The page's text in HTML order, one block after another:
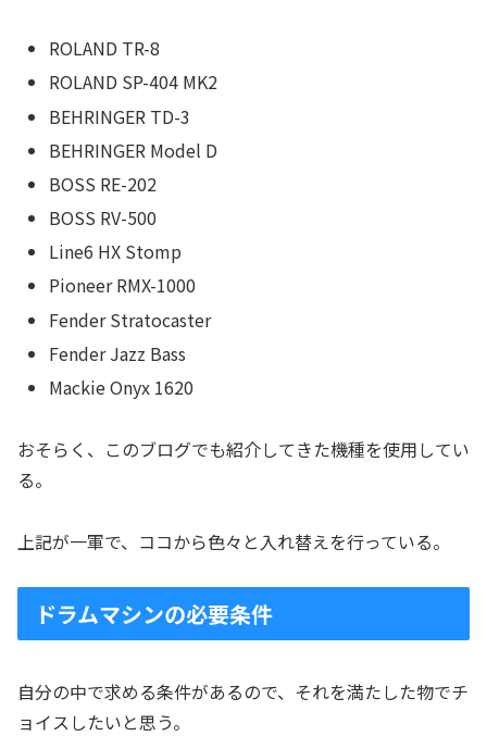
ROLAND TR-8
ROLAND SP-404 MK2
BEHRINGER TD-3
BEHRINGER Model D
BOSS RE-202
BOSS RV-500
Line6 HX Stomp
Pioneer RMX-1000
Fender Stratocaster
Fender Jazz Bass
Mackie Onyx 1620
おそらく、このブログでも紹介してきた機種を使用してい
る。
上記が一軍で、ココから色々と入れ替えを行っている。
ドラムマシンの必要条件
自分の中で求める条件があるので、それを満たした物でチ
ョイスしたいと思う。